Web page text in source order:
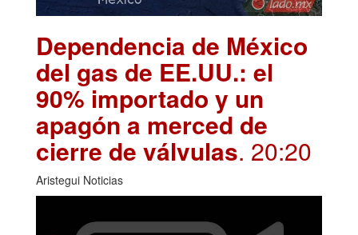
Dependencia de México
del gas de EE.UU.: el
90% importado y un
apagón a merced de
cierre de válvulas. 20:20
Aristegui Noticias